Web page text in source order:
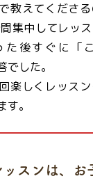
教えてくださ
集中してレッ
た後すぐに「
でした。
楽しくレッス
。
ッスンは、お